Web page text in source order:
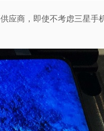
商，即使不考虑三星